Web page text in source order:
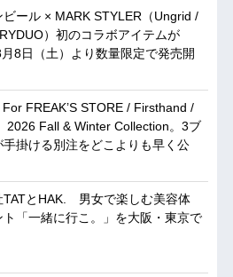
ビール × MARK STYLER（Ungrid /
）初のコラボアイテムが
8日（土）より数量限定で発売開
FREAK’S STORE / Firsthand /
2026 Fall & Winter Collection。3ブ
手掛ける別注をどこよりも早く公
TATとHAK. 男女で楽しむ美容体
ト「一緒に行こ。」を大阪・東京で